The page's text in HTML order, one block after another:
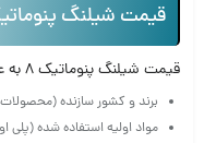
قیمت شیلنگ پنوماتیک 8 در بازار
قیمت شیلنگ پنوماتیک 8 به عوامل متعددی بستگی دارد، از جمله:
برند و کشور سازنده (محصولات
مواد اولیه استفاده‌ شده (پلی‌